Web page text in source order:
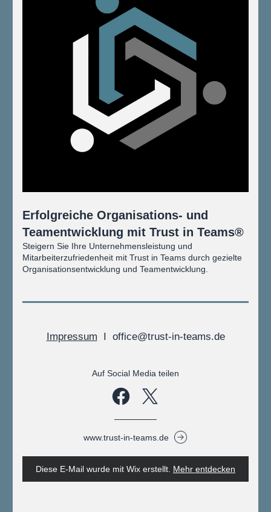
Erfolgreiche Organisations- und
Teamentwicklung mit Trust in Teams®
Steigern Sie Ihre Unternehmensleistung und
Mitarbeiterzufriedenheit mit Trust in Teams durch gezielte
Organisationsentwicklung und Teamentwicklung.
Impressum
  I
office@trust-in-teams.de
Auf Social Media teilen
www.trust-in-teams.de
Diese E-Mail wurde mit Wix erstellt. Mehr entdecken